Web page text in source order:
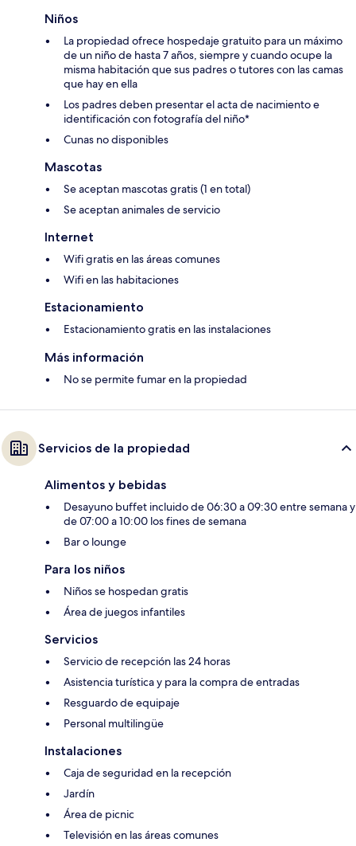
Niños
La propiedad ofrece hospedaje gratuito para un máximo
de un niño de hasta 7 años, siempre y cuando ocupe la
misma habitación que sus padres o tutores con las camas
que hay en ella
Los padres deben presentar el acta de nacimiento e
identificación con fotografía del niño*
Cunas no disponibles
Mascotas
Se aceptan mascotas gratis (1 en total)
Se aceptan animales de servicio
Internet
Wifi gratis en las áreas comunes
Wifi en las habitaciones
Estacionamiento
Estacionamiento gratis en las instalaciones
Más información
No se permite fumar en la propiedad
Servicios de la propiedad
Alimentos y bebidas
Desayuno buffet incluido de 06:30 a 09:30 entre semana y
de 07:00 a 10:00 los fines de semana
Bar o lounge
Para los niños
Niños se hospedan gratis
Área de juegos infantiles
Servicios
Servicio de recepción las 24 horas
Asistencia turística y para la compra de entradas
Resguardo de equipaje
Personal multilingüe
Instalaciones
Caja de seguridad en la recepción
Jardín
Área de picnic
Televisión en las áreas comunes